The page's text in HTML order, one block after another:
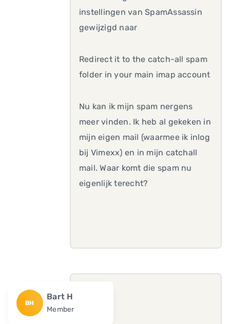
instellingen van SpamAssassin
gewijzigd naar
Redirect it to the catch-all spam
folder in your main imap account
Nu kan ik mijn spam nergens
meer vinden. Ik heb al gekeken in
mijn eigen mail (waarmee ik inlog
bij Vimexx) en in mijn catchall
mail. Waar komt die spam nu
eigenlijk terecht?
BH
Bart H
Member